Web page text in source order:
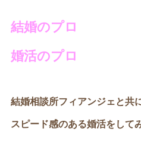
結婚のプロ
婚活のプロ
結婚相談所フィアンジェと共
スピード感のある婚活をして